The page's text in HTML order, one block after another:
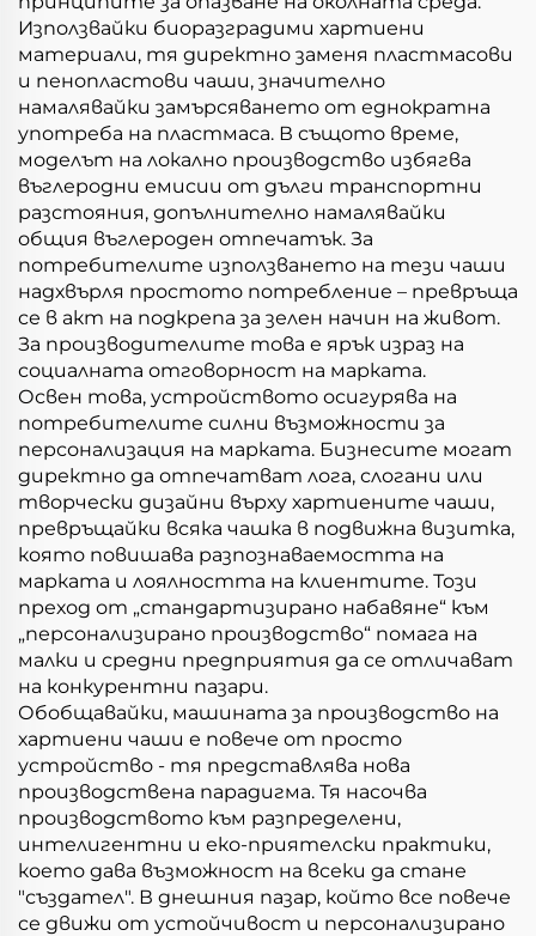
Използвайки биоразградими хартиени
материали, тя директно заменя пластмасови
и пенопластови чаши, значително
намалявайки замърсяването от еднократна
употреба на пластмаса. В същото време,
моделът на локално производство избягва
въглеродни емисии от дълги транспортни
разстояния, допълнително намалявайки
общия въглероден отпечатък. За
потребителите използването на тези чаши
надхвърля простото потребление – превръща
се в акт на подкрепа за зелен начин на живот.
За производителите това е ярък израз на
социалната отговорност на марката.
Освен това, устройството осигурява на
потребителите силни възможности за
персонализация на марката. Бизнесите могат
директно да отпечатват лога, слогани или
творчески дизайни върху хартиените чаши,
превръщайки всяка чашка в подвижна визитка,
която повишава разпознаваемостта на
марката и лоялността на клиентите. Този
преход от „стандартизирано набавяне“ към
„персонализирано производство“ помага на
малки и средни предприятия да се отличават
на конкурентни пазари.
Обобщавайки, машината за производство на
хартиени чаши е повече от просто
устройство - тя представлява нова
производствена парадигма. Тя насочва
производството към разпределени,
интелигентни и еко-приятелски практики,
което дава възможност на всеки да стане
"създател". В днешния пазар, който все повече
се движи от устойчивост и персонализирано